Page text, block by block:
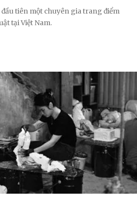
đầu tiên một chuyên gia trang điểm
tại Việt Nam.